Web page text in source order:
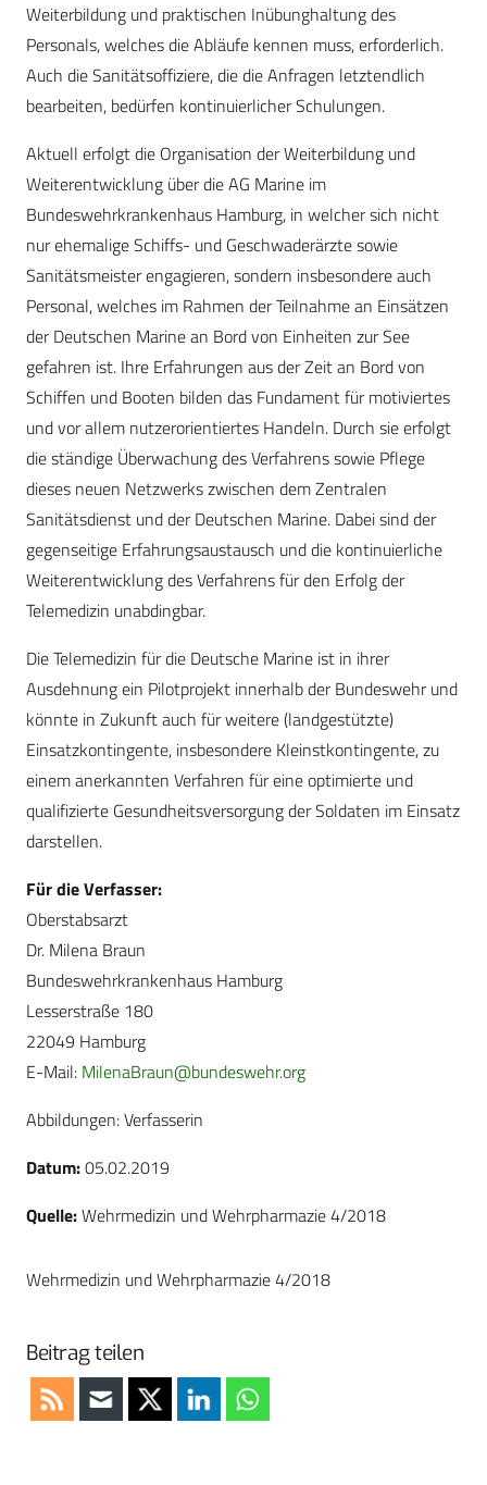
Weiterbildung und praktischen Inübunghaltung des
Personals, welches die Abläufe kennen muss, erforderlich.
Auch die Sanitätsoffiziere, die die Anfragen letztendlich
bearbeiten, bedürfen kontinuierlicher Schulungen.
Aktuell erfolgt die Organisation der Weiterbildung und
Weiterentwicklung über die AG Marine im
Bundeswehrkrankenhaus Hamburg, in welcher sich nicht
nur ehemalige Schiffs- und Geschwaderärzte sowie
Sanitätsmeister engagieren, sondern insbesondere auch
Personal, welches im Rahmen der Teilnahme an Einsätzen
der Deutschen Marine an Bord von Einheiten zur See
gefahren ist. Ihre Erfahrungen aus der Zeit an Bord von
Schiffen und Booten bilden das Fundament für motiviertes
und vor allem nutzer­orientiertes Handeln. Durch sie erfolgt
die ständige Überwachung des Verfahrens sowie Pflege
dieses neuen Netzwerks zwischen dem Zentralen
Sanitätsdienst und der Deutschen Marine. Dabei sind der
gegenseitige Erfahrungsaustausch und die kontinuierliche
Weiterentwicklung des Verfahrens für den Erfolg der
Telemedizin unabdingbar.
Die Telemedizin für die Deutsche Marine ist in ihrer
Ausdehnung ein Pilotprojekt innerhalb der Bundeswehr und
könnte in Zukunft auch für weitere (landgestützte)
Einsatzkontingente, insbesondere Kleinstkontingente, zu
einem anerkannten Verfahren für eine optimierte und
qualifizierte Gesundheitsversorgung der Soldaten im Einsatz
darstellen.
Für die Verfasser:
Oberstabsarzt
Dr. Milena Braun
Bundeswehrkrankenhaus Hamburg
Lesserstraße 180
22049 Hamburg
E-Mail: MilenaBraun@bundeswehr.org
Abbildungen: Verfasserin
Datum:05.02.2019
Quelle:Wehrmedizin und Wehrpharmazie 4/2018
Wehrmedizin und Wehrpharmazie 4/2018
Beitrag teilen